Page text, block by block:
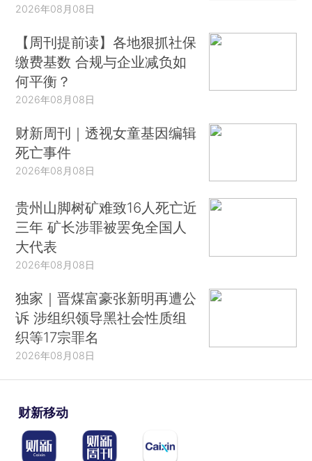
2026年08月08日
【周刊提前读】各地狠抓社保
缴费基数 合规与企业减负如
何平衡？
2026年08月08日
财新周刊｜透视女童基因编辑
死亡事件
2026年08月08日
贵州山脚树矿难致16人死亡近
三年 矿长涉罪被罢免全国人
大代表
2026年08月08日
独家｜晋煤富豪张新明再遭公
诉 涉组织领导黑社会性质组
织等17宗罪名
2026年08月08日
财新移动